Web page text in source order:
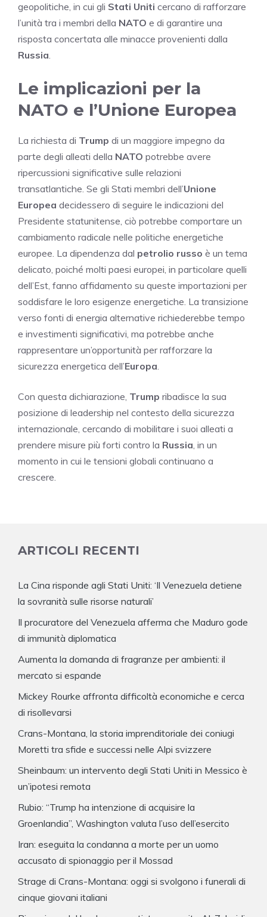
geopolitiche, in cui gli Stati Uniti cercano di rafforzare
l’unità tra i membri della NATO e di garantire una
risposta concertata alle minacce provenienti dalla
Russia.
Le implicazioni per la
NATO e l’Unione Europea
La richiesta di Trump di un maggiore impegno da
parte degli alleati della NATO potrebbe avere
ripercussioni significative sulle relazioni
transatlantiche. Se gli Stati membri dell’Unione
Europea decidessero di seguire le indicazioni del
Presidente statunitense, ciò potrebbe comportare un
cambiamento radicale nelle politiche energetiche
europee. La dipendenza dal petrolio russo è un tema
delicato, poiché molti paesi europei, in particolare quelli
dell’Est, fanno affidamento su queste importazioni per
soddisfare le loro esigenze energetiche. La transizione
verso fonti di energia alternative richiederebbe tempo
e investimenti significativi, ma potrebbe anche
rappresentare un’opportunità per rafforzare la
sicurezza energetica dell’Europa.
Con questa dichiarazione, Trump ribadisce la sua
posizione di leadership nel contesto della sicurezza
internazionale, cercando di mobilitare i suoi alleati a
prendere misure più forti contro la Russia, in un
momento in cui le tensioni globali continuano a
crescere.
ARTICOLI RECENTI
La Cina risponde agli Stati Uniti: ‘Il Venezuela detiene
la sovranità sulle risorse naturali’
Il procuratore del Venezuela afferma che Maduro gode
di immunità diplomatica
Aumenta la domanda di fragranze per ambienti: il
mercato si espande
Mickey Rourke affronta difficoltà economiche e cerca
di risollevarsi
Crans-Montana, la storia imprenditoriale dei coniugi
Moretti tra sfide e successi nelle Alpi svizzere
Sheinbaum: un intervento degli Stati Uniti in Messico è
un’ipotesi remota
Rubio: “Trump ha intenzione di acquisire la
Groenlandia”, Washington valuta l’uso dell’esercito
Iran: eseguita la condanna a morte per un uomo
accusato di spionaggio per il Mossad
Strage di Crans-Montana: oggi si svolgono i funerali di
cinque giovani italiani